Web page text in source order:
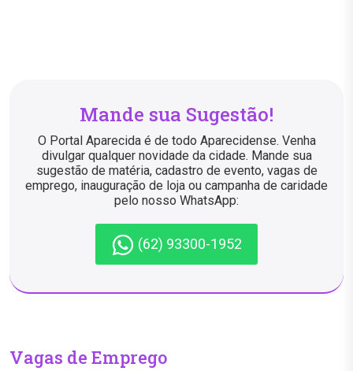
Mande sua Sugestão!
O Portal Aparecida é de todo Aparecidense. Venha
divulgar qualquer novidade da cidade. Mande sua
sugestão de matéria, cadastro de evento, vagas de
emprego, inauguração de loja ou campanha de caridade
pelo nosso WhatsApp:
(62) 93300-1952
Vagas de Emprego